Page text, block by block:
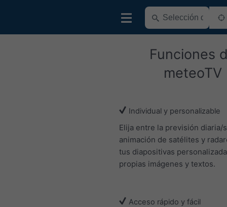
Funciones
meteoTV
Individual y personalizable
Elija entre la previsión diaria/
animación de satélites y
tus diapositivas
propias imágenes y textos.
Acceso rápido y fácil